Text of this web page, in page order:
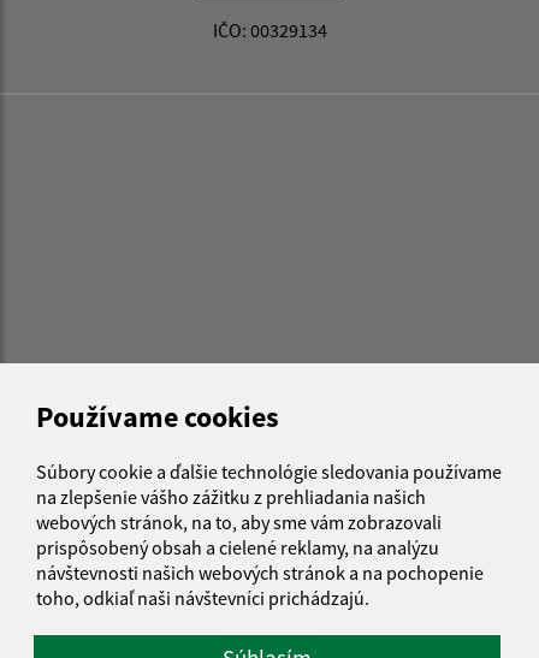
Používame cookies
Súbory cookie a ďalšie technológie sledovania používame
na zlepšenie vášho zážitku z prehliadania našich
webových stránok, na to, aby sme vám zobrazovali
prispôsobený obsah a cielené reklamy, na analýzu
návštevnosti našich webových stránok a na pochopenie
toho, odkiaľ naši návštevníci prichádzajú.
IČO: 00329134
Informácie o stránke:
Vyhlásenie o prístupnosti
Autorské práva
Ochrana osobných údajov
Navigácia: